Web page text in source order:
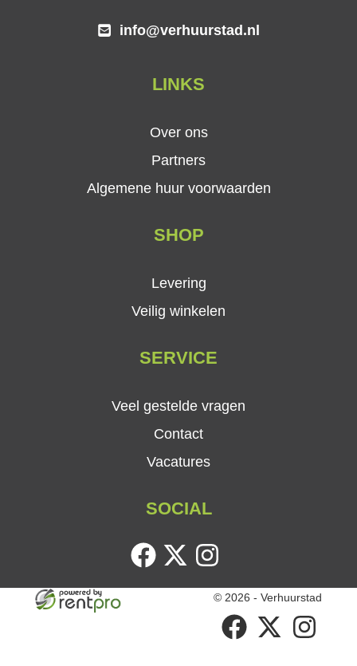
info@verhuurstad.nl
LINKS
Over ons
Partners
Algemene huur voorwaarden
SHOP
Levering
Veilig winkelen
SERVICE
Veel gestelde vragen
Contact
Vacatures
SOCIAL
facebooktwitter
© 2026 - Verhuurstad
facebooktwitter instagram